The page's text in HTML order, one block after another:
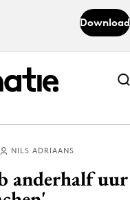
Download
Abonneer nu
Abonneer nu
NILS ADRIAANS
anderhalf uur